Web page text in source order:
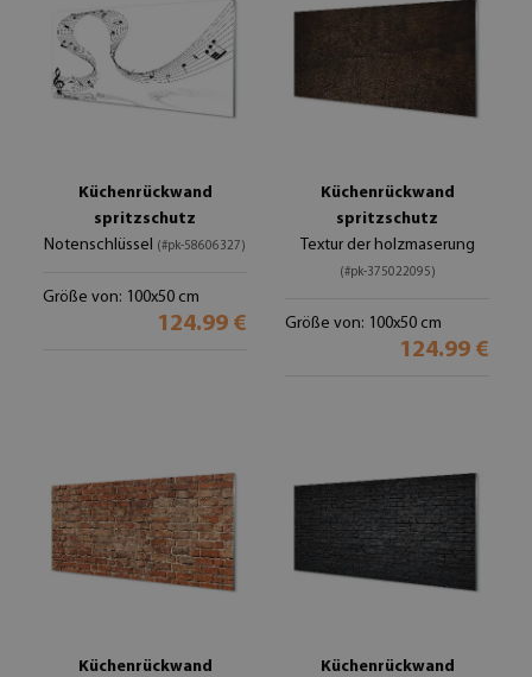
Küchenrückwand
spritzschutz
Notenschlüssel (#pk-58606327)
Größe von: 100x50 cm
124.99 €
Küchenrückwand
spritzschutz
Textur der holzmaserung
(#pk-375022095)
Größe von: 100x50 cm
124.99 €
Küchenrückwand
Küchenrückwand